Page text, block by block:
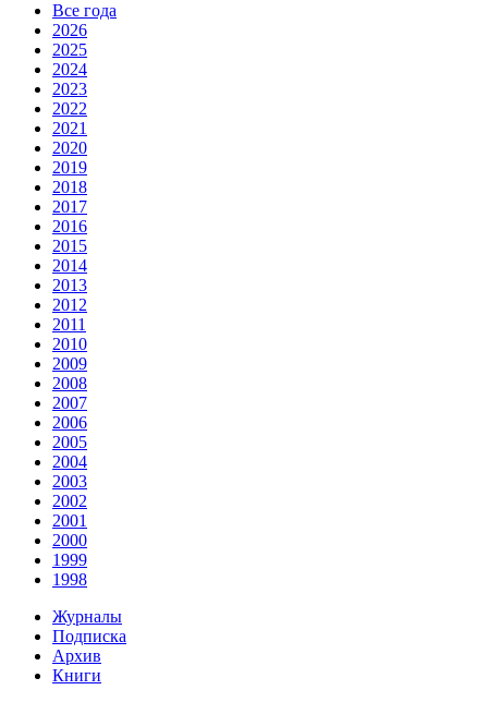
Все года
2026
2025
2024
2023
2022
2021
2020
2019
2018
2017
2016
2015
2014
2013
2012
2011
2010
2009
2008
2007
2006
2005
2004
2003
2002
2001
2000
1999
1998
Журналы
Подписка
Архив
Книги